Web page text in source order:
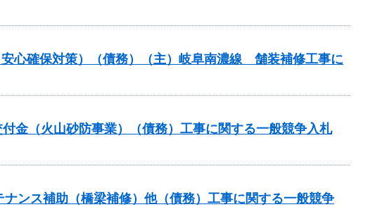
心確保対策）（債務）（主）岐阜南濃線 舗装補修工事に
金（火山砂防事業）（債務）工事に関する一般競争入札
ンス補助（橋梁補修）他（債務）工事に関する一般競争